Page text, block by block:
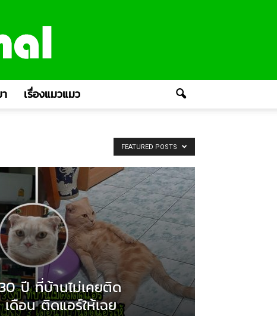
เรื่องแมวแมว
FEATURED POSTS
ปี ที่บ้านไม่เคยติด
ดือน ติดแอร์ให้เฉย